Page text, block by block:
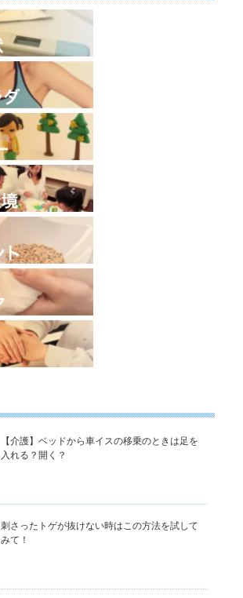
【介護】ベッドから車イスの移乗のときは足を
入れる？開く？
刺さったトゲが抜けない時はこの方法を試して
みて！